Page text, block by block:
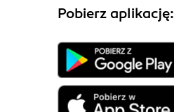
Pobierz aplikację: